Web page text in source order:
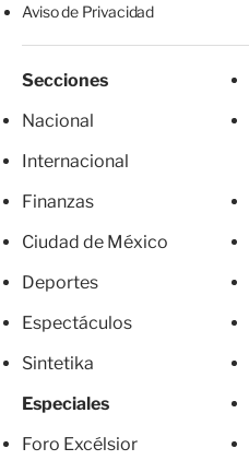
Aviso de Privacidad
Secciones
Nacional
Internacional
Finanzas
Ciudad de México
Deportes
Espectáculos
Sintetika
Especiales
Foro Excélsior